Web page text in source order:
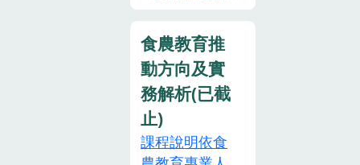
時。注意事項
1. 請務必全程
參與課程，結
訓後於「食農
教育專業人員
認可申請系
訓練資源，參
訓人員請全程
參與，如不克
參加或未能全
程參與，請提
前通知本場，
育推動的專業
支持體系，培
育具專業素養
與實務經驗之
推動人才。參
加對象：已取
食農教育推
動方向及實
務解析(已截
止)
課程說明依食